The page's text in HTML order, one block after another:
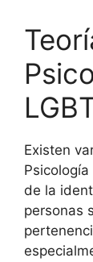
Existen
de la
personas